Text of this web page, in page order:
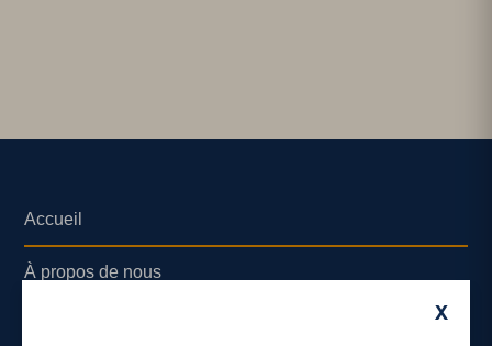
X
Accueil
À propos de nous